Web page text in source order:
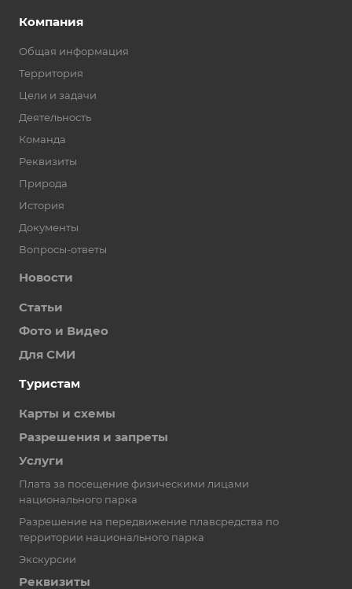
Компания
Общая информация
Территория
Цели и задачи
Деятельность
Команда
Реквизиты
Природа
История
Документы
Вопросы-ответы
Новости
Статьи
Фото и Видео
Для СМИ
Туристам
Карты и схемы
Разрешения и запреты
Услуги
Плата за посещение физическими лицами
национального парка
Разрешение на передвижение плавсредства по
территории национального парка
Экскурсии
Реквизиты